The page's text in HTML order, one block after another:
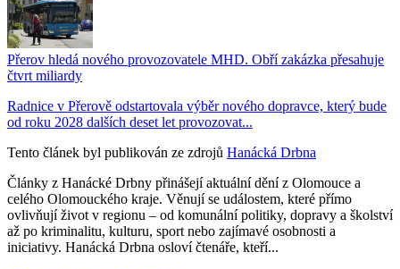
Přerov hledá nového provozovatele MHD. Obří zakázka přesahuje
čtvrt miliardy
Radnice v Přerově odstartovala výběr nového dopravce, který bude
od roku 2028 dalších deset let provozovat...
Tento článek byl publikován ze zdrojů Hanácká Drbna
Články z Hanácké Drbny přinášejí aktuální dění z Olomouce a
celého Olomouckého kraje. Věnují se událostem, které přímo
ovlivňují život v regionu – od komunální politiky, dopravy a školství
až po kriminalitu, kulturu, sport nebo zajímavé osobnosti a
iniciativy. Hanácká Drbna osloví čtenáře, kteří...